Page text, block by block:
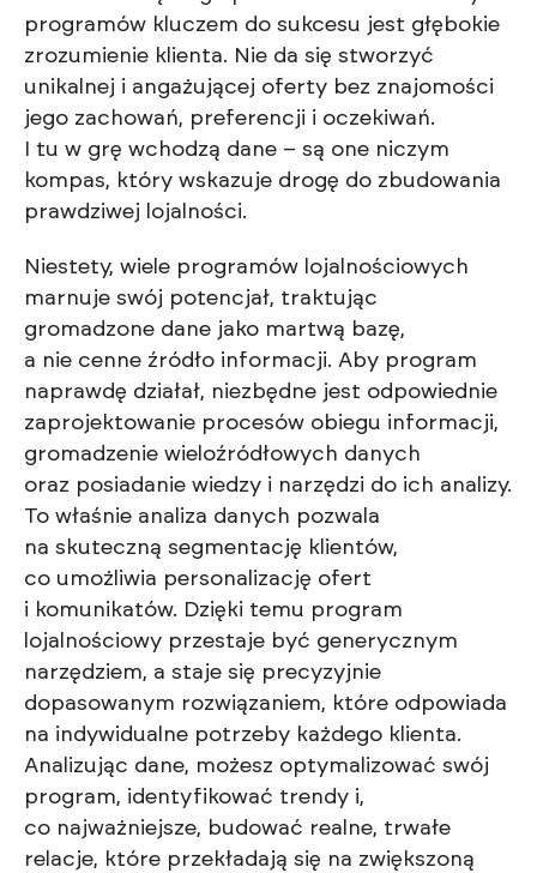
programów kluczem do sukcesu jest głębokie
zrozumienie klienta. Nie da się stworzyć
unikalnej i angażującej oferty bez znajomości
jego zachowań, preferencji i oczekiwań.
I tu w grę wchodzą dane – są one niczym
kompas, który wskazuje drogę do zbudowania
prawdziwej lojalności.
Niestety, wiele programów lojalnościowych
marnuje swój potencjał, traktując
gromadzone dane jako martwą bazę,
a nie cenne źródło informacji. Aby program
naprawdę działał, niezbędne jest odpowiednie
zaprojektowanie procesów obiegu informacji,
gromadzenie wieloźródłowych danych
oraz posiadanie wiedzy i narzędzi do ich analizy.
To właśnie analiza danych pozwala
na skuteczną segmentację klientów,
co umożliwia personalizację ofert
i komunikatów. Dzięki temu program
lojalnościowy przestaje być generycznym
narzędziem, a staje się precyzyjnie
dopasowanym rozwiązaniem, które odpowiada
na indywidualne potrzeby każdego klienta.
Analizując dane, możesz optymalizować swój
program, identyfikować trendy i,
co najważniejsze, budować realne, trwałe
relacje, które przekładają się na zwiększoną